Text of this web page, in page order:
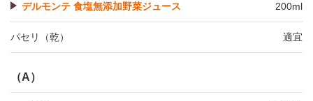
デルモンテ 食塩無添加野菜ジュース 200ml
パセリ（乾） 適宜
（A）